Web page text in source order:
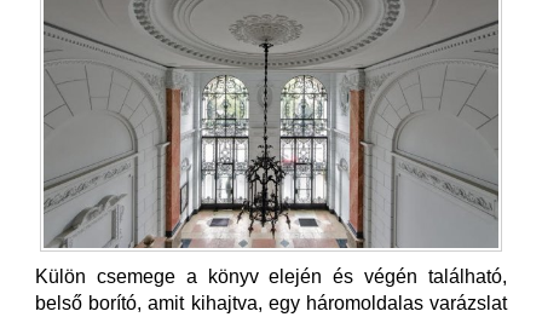
Külön csemege a könyv elején és végén található,
belső borító, amit kihajtva, egy háromoldalas varázslat